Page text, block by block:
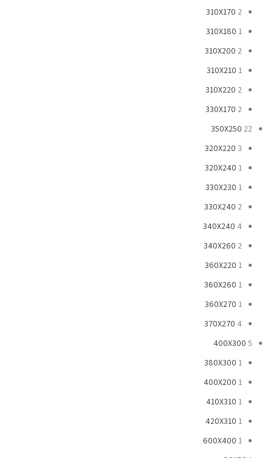
310X170 2
310X180 1
310X200 2
310X210 1
310X220 2
330X170 2
350X250 22
320X220 3
320X240 1
330X230 1
330X240 2
340X240 4
340X260 2
360X220 1
360X260 1
360X270 1
370X270 4
400X300 5
380X300 1
400X200 1
410X310 1
420X310 1
600X400 1